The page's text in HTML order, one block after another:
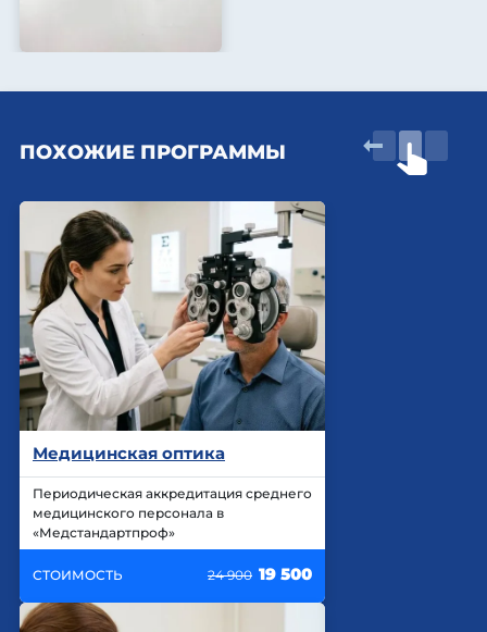
ПОХОЖИЕ ПРОГРАММЫ
Медицинская оптика
Периодическая аккредитация среднего
медицинского персонала в
«Медстандартпроф»
СТОИМОСТЬ 24 900 19 500